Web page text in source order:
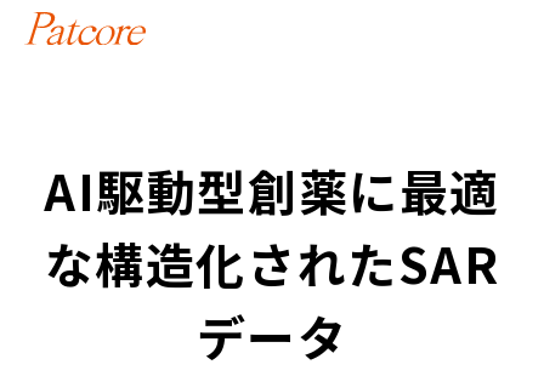
AI駆動型創薬に最適
な構造化されたSAR
データ